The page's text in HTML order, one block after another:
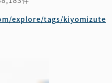
explore/tags/kiyomizute